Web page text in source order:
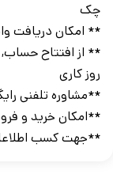
چک
** امکان دریافت
روز کاری
**مشاوره تلفنی
**امکان خرید و
**جهت کسب